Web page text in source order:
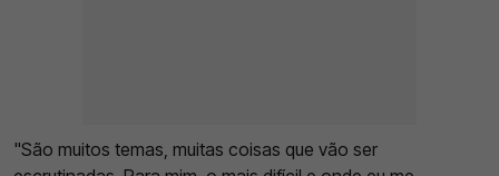
"São muitos temas, muitas coisas que vão ser